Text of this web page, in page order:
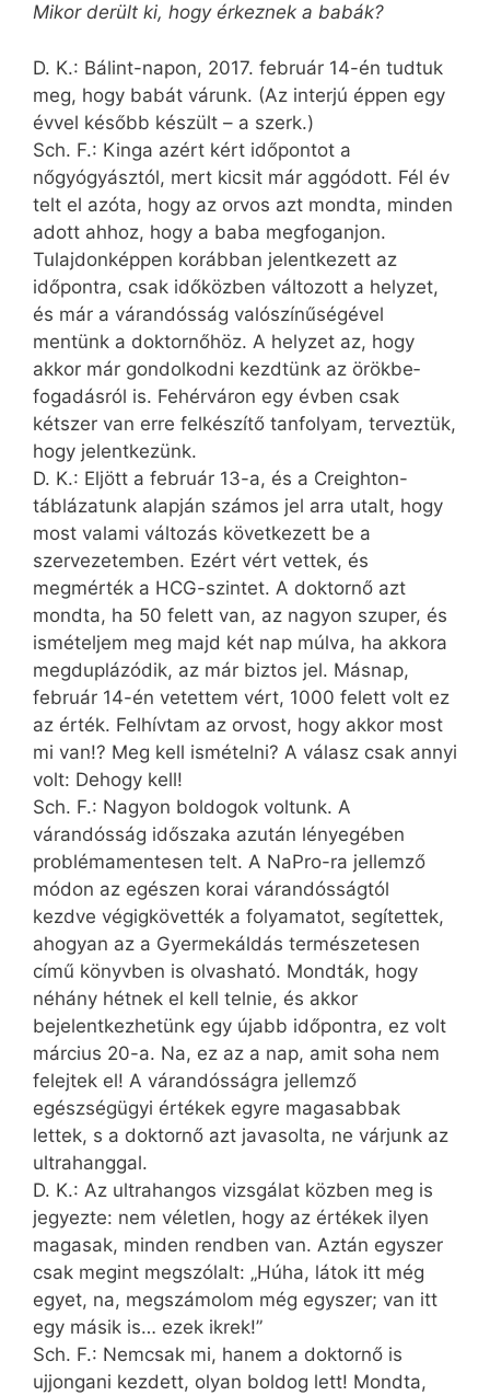
Mikor derült ki, hogy érkeznek a babák?
D. K.: Bálint-napon, 2017. február 14-én tudtuk
meg, hogy babát várunk. (Az interjú éppen egy
évvel később készült – a szerk.)
Sch. F.: Kinga azért kért időpontot a
nőgyógyásztól, mert kicsit már aggódott. Fél év
telt el azóta, hogy az orvos azt mondta, minden
adott ahhoz, hogy a baba megfoganjon.
Tulajdonképpen korábban jelentkezett az
időpontra, csak időközben változott a helyzet,
és már a várandósság valószínűségével
mentünk a doktornőhöz. A helyzet az, hogy
akkor már gondolkodni kezdtünk az örökbe­
fogadásról is. Fehérváron egy évben csak
kétszer van erre felkészítő tanfolyam, terveztük,
hogy jelentkezünk.
D. K.: Eljött a február 13-a, és a Creighton-
táblázatunk alapján számos jel arra utalt, hogy
most valami változás következett be a
szervezetemben. Ezért vért vettek, és
megmérték a HCG-szintet. A doktornő azt
mondta, ha 50 felett van, az nagyon szuper, és
ismételjem meg majd két nap múlva, ha akkora
megduplázódik, az már biztos jel. Másnap,
február 14-én vetettem vért, 1000 felett volt ez
az érték. Felhívtam az orvost, hogy akkor most
mi van!? Meg kell ismételni? A válasz csak annyi
volt: Dehogy kell!
Sch. F.: Nagyon boldogok voltunk. A
várandósság időszaka az­után lényegében
problémamentesen telt. A NaPro-ra jellemző
módon az egészen korai várandósságtól
kezdve végigkövették a folyamatot, segítettek,
ahogyan az a Gyermekáldás természetesen
című könyvben is olvasható. Mondták, hogy
néhány hétnek el kell telnie, és akkor
bejelentkezhetünk egy újabb időpontra, ez volt
március 20-a. Na, ez az a nap, amit soha nem
felejtek el! A várandósságra jellemző
egészségügyi értékek egyre magasabbak
lettek, s a doktornő azt javasolta, ne várjunk az
ultrahanggal.
D. K.: Az ultrahangos vizsgálat közben meg is
jegyezte: nem véletlen, hogy az értékek ilyen
magasak, minden rendben van. Aztán egyszer
csak megint megszólalt: „Húha, látok itt még
egyet, na, megszámolom még egyszer; van itt
egy másik is… ezek ikrek!”
Sch. F.: Nemcsak mi, hanem a doktornő is
ujjongani kezdett, olyan boldog lett! Mondta,